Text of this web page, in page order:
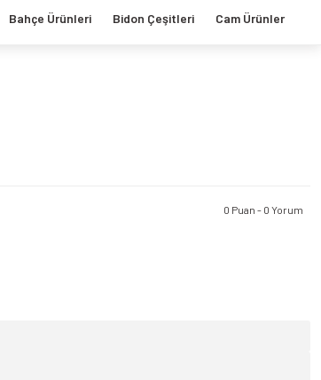
Bahçe Ürünleri Bidon Çeşitleri Cam Ürünler
0 Puan - 0 Yorum